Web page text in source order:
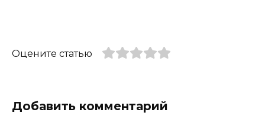
Оцените статью
Добавить комментарий